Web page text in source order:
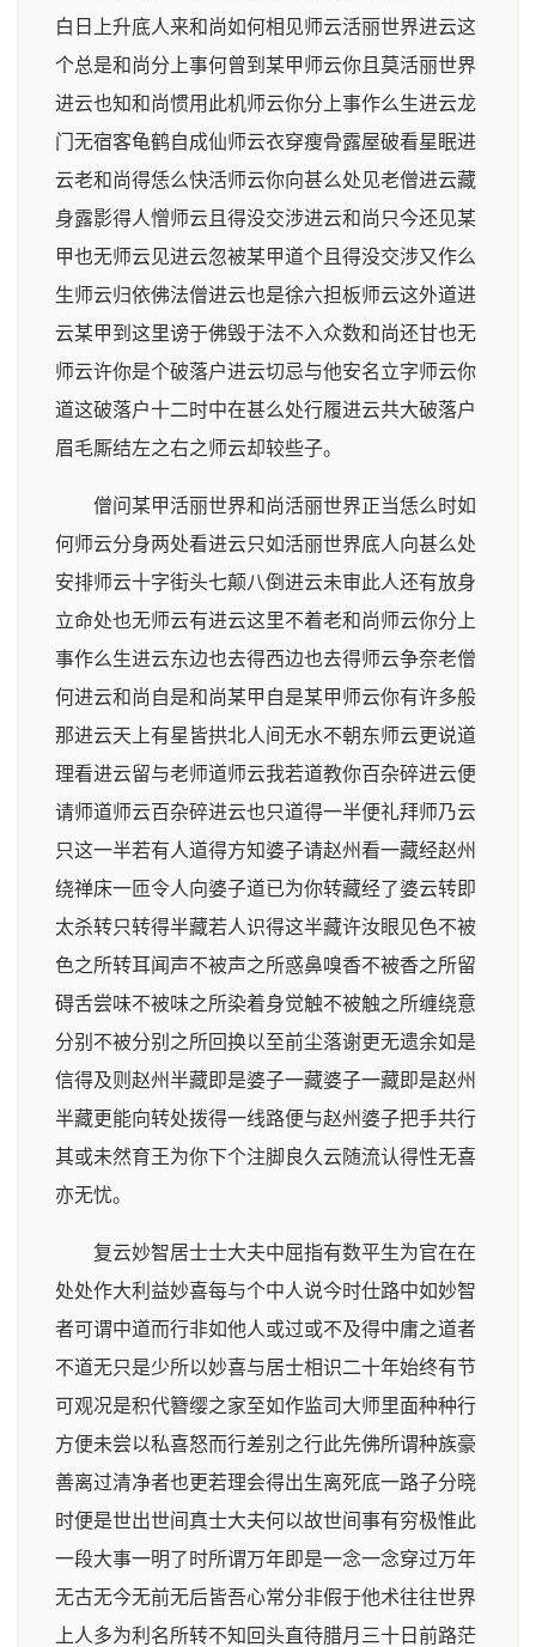
白日上升底人来和尚如何相见师云活丽世界进云这
个总是和尚分上事何曾到某甲师云你且莫活丽世界
进云也知和尚惯用此机师云你分上事作么生进云龙
门无宿客龟鹤自成仙师云衣穿瘦骨露屋破看星眠进
云老和尚得恁么快活师云你向甚么处见老僧进云藏
身露影得人憎师云且得没交涉进云和尚只今还见某
甲也无师云见进云忽被某甲道个且得没交涉又作么
生师云归依佛法僧进云也是徐六担板师云这外道进
云某甲到这里谤于佛毁于法不入众数和尚还甘也无
师云许你是个破落户进云切忌与他安名立字师云你
道这破落户十二时中在甚么处行履进云共大破落户
眉毛厮结左之右之师云却较些子。
僧问某甲活丽世界和尚活丽世界正当恁么时如
何师云分身两处看进云只如活丽世界底人向甚么处
安排师云十字街头七颠八倒进云未审此人还有放身
立命处也无师云有进云这里不着老和尚师云你分上
事作么生进云东边也去得西边也去得师云争奈老僧
何进云和尚自是和尚某甲自是某甲师云你有许多般
那进云天上有星皆拱北人间无水不朝东师云更说道
理看进云留与老师道师云我若道教你百杂碎进云便
请师道师云百杂碎进云也只道得一半便礼拜师乃云
只这一半若有人道得方知婆子请赵州看一藏经赵州
绕禅床一匝令人向婆子道已为你转藏经了婆云转即
太杀转只转得半藏若人识得这半藏许汝眼见色不被
色之所转耳闻声不被声之所惑鼻嗅香不被香之所留
碍舌尝味不被味之所染着身觉触不被触之所缠绕意
分别不被分别之所回换以至前尘落谢更无遗余如是
信得及则赵州半藏即是婆子一藏婆子一藏即是赵州
半藏更能向转处拨得一线路便与赵州婆子把手共行
其或未然育王为你下个注脚良久云随流认得性无喜
亦无忧。
复云妙智居士士大夫中屈指有数平生为官在在
处处作大利益妙喜每与个中人说今时仕路中如妙智
者可谓中道而行非如他人或过或不及得中庸之道者
不道无只是少所以妙喜与居士相识二十年始终有节
可观况是积代簪缨之家至如作监司大师里面种种行
方便未尝以私喜怒而行差别之行此先佛所谓种族豪
善离过清净者也更若理会得出生离死底一路子分晓
时便是世出世间真士大夫何以故世间事有穷极惟此
一段大事一明了时所谓万年即是一念一念穿过万年
无古无今无前无后皆吾心常分非假于他术往往世界
上人多为利名所转不知回头直待腊月三十日前路茫